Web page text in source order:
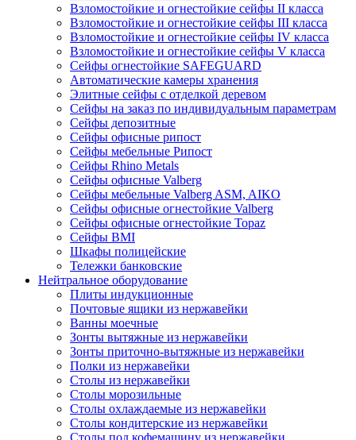
Взломостойкие и огнестойкие сейфы II класса
Взломостойкие и огнестойкие сейфы III класса
Взломостойкие и огнестойкие сейфы IV класса
Взломостойкие и огнестойкие сейфы V класса
Сейфы огнестойкие SAFEGUARD
Автоматические камеры хранения
Элитные сейфы с отделкой деревом
Сейфы на заказ по индивидуальным параметрам
Сейфы депозитные
Сейфы офисные рипост
Сейфы мебельные Рипост
Сейфы Rhino Metals
Сейфы офисные Valberg
Сейфы мебельные Valberg ASM, AIKO
Сейфы офисные огнестойкие Valberg
Сейфы офисные огнестойкие Topaz
Сейфы ВМI
Шкафы полицейские
Тележки банковские
Нейтральное оборудование
Плиты индукционные
Почтовые ящики из нержавейки
Ванны моечные
Зонты вытяжные из нержавейки
Зонты приточно-вытяжные из нержавейки
Полки из нержавейки
Столы из нержавейки
Столы морозильные
Столы охлаждаемые из нержавейки
Столы кондитерские из нержавейки
Столы под кофемашину из нержавейки